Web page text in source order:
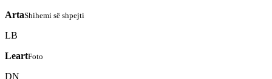
ArtaShihemi së shpejti
LB
LeartFoto
DN